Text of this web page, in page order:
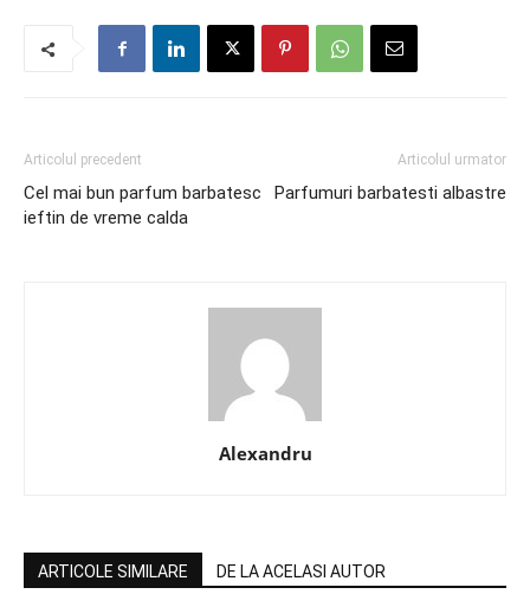
Articolul precedent
Cel mai bun parfum barbatesc
ieftin de vreme calda
Articolul urmator
Parfumuri barbatesti albastre
Alexandru
ARTICOLE SIMILARE DE LA ACELASI AUTOR